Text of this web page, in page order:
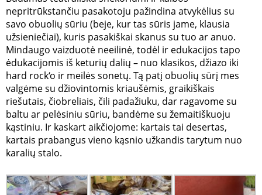
nepritrūkstančiu pasakotoju pažindina atvykėlius su
savo obuolių sūriu (beje, kur tas sūris jame, klausia
užsieniečiai), kuris pasakiškai skanus su tuo ar anuo.
Mindaugo vaizduotė neeilinė, todėl ir edukacijos tapo
ėdukacijomis iš keturių dalių – nuo klasikos, džiazo iki
hard rock‘o ir meilės sonetų. Tą patį obuolių sūrį mes
valgėme su džiovintomis kriaušėmis, graikiškais
riešutais, čiobreliais, čili padažiuku, dar ragavome su
baltu ar pelėsiniu sūriu, bandėme su žemaitiškuoju
kąstiniu. Ir kaskart aikčiojome: kartais tai desertas,
kartais prabangus vieno kąsnio užkandis tarytum nuo
karalių stalo.